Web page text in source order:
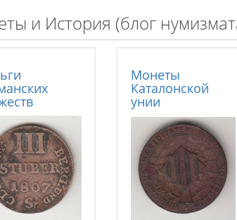
и История (блог
Монеты
Каталонской
унии